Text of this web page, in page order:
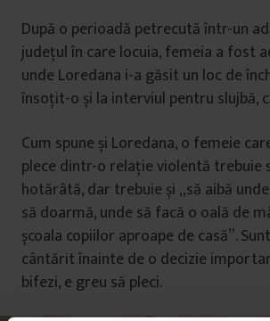
După o perioadă petrecută într-un
județul în care locuia, femeia a fost
unde Loredana i-a găsit un loc de
însoțit-o și la interviul pentru slujbă,
Cum spune și Loredana, o femeie
plece dintr-o relație violentă trebuie
hotărâtă, dar trebuie și „să aibă
să doarmă, unde să facă o oală de
școala copiilor aproape de casă”.
cântărit înainte de o decizie
bifezi, e greu să pleci.